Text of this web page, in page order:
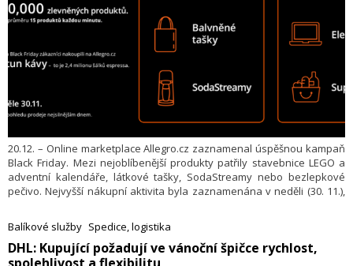
20.12. – Online marketplace Allegro.cz zaznamenal úspěšnou kampaň
Black Friday. Mezi nejoblíbenější produkty patřily stavebnice LEGO a
adventní kalendáře, látkové tašky, SodaStreamy nebo bezlepkové
pečivo. Nejvyšší nákupní aktivita byla zaznamenána v neděli (30. 11.),
Balíkové služby Spedice, logistika
​DHL: Kupující požadují ve vánoční špičce rychlost,
spolehlivost a flexibilitu